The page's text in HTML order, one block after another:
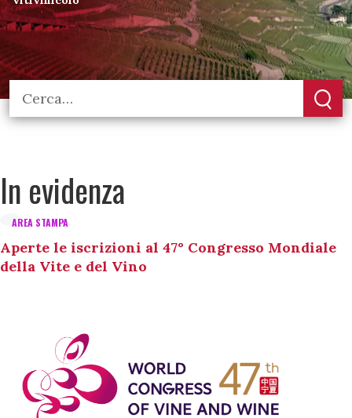
In evidenza
AREA STAMPA
Aperte le iscrizioni al 47° Congresso Mondiale
della Vite e del Vino